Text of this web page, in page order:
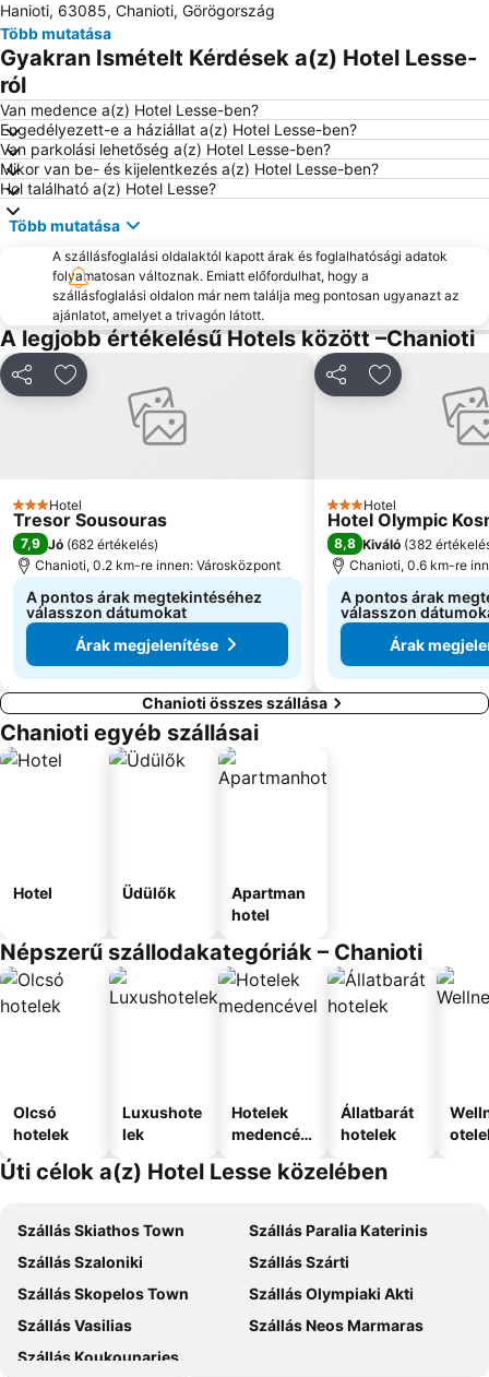
Nea Potidaia
Kalogria Beach
Gerakini
Chaniotis
Chalkidiki deutero podi
Port of Ormos Panagias
Ormos Panagias
Platanitsi
Beach Road
Elani
Elia 2
Sani
Porto Koufo
Hanioti, 63085, Chanioti, Görögország
Több mutatása
Gyakran Ismételt Kérdések a(z) Hotel Lesse-
ról
Van medence a(z) Hotel Lesse-ben?
Engedélyezett-e a háziállat a(z) Hotel Lesse-ben?
Van parkolási lehetőség a(z) Hotel Lesse-ben?
Mikor van be- és kijelentkezés a(z) Hotel Lesse-ben?
Hol található a(z) Hotel Lesse?
Több mutatása
A szállásfoglalási oldalaktól kapott árak és foglalhatósági adatok
folyamatosan változnak. Emiatt előfordulhat, hogy a
szállásfoglalási oldalon már nem találja meg pontosan ugyanazt az
ajánlatot, amelyet a trivagón látott.
A legjobb értékelésű Hotels között –Chanioti
MegosztásHozzáadás a kedvencekhez
3 Kategória
Hotel
Tresor Sousouras
7,9 Jó (682 értékelés)
Chanioti, 0.2 km-re innen: Városközpont
A pontos árak megtekintéséhez
válasszon dátumokat
Árak megjelenítése
MegosztásHozzáadás
3 Kategória
Hotel
Hotel Olympic
8,8 Kiváló (382
Chanioti, 0.6 km-re
A pontos árak
válasszon
Árak
Chanioti összes szállása
Chanioti egyéb szállásai
Hotel Üdülők
Apartman
hotel
Népszerű szállodakategóriák – Chanioti
Olcsó
hotelek
Luxushote
lek
Hotelek
medencév
Állatbarát
hotelek
Úti célok a(z) Hotel Lesse közelében
Szállás Skiathos Town
Szállás Paralia Katerinis
Szállás Szaloniki
Szállás Szárti
Szállás Skopelos Town
Szállás Olympiaki Akti
Szállás Vasilias
Szállás Neos Marmaras
Szállás Koukounaries